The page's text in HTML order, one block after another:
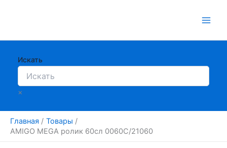
Искать
×
Главная
Товары
AMIGO MEGA ролик 60сл 0060C/21060